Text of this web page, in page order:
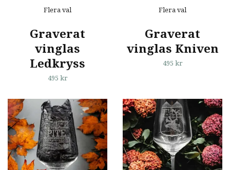
Flera val
Graverat
vinglas
Ledkryss
495 kr
Flera val
Graverat
vinglas Kniven
495 kr